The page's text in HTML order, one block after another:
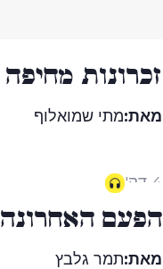
זכרונות מחיפה
מאת:מתי שמואלוף
4 דק'
הפעם האחרונה
מאת:תמר גלבץ